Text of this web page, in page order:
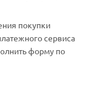
покупки
сервиса
форму по